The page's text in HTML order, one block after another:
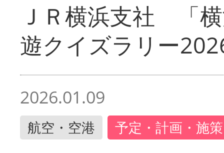
ＪＲ横浜支社 「
遊クイズラリー
2026.01.09
航空・空港 予定・計画・施策